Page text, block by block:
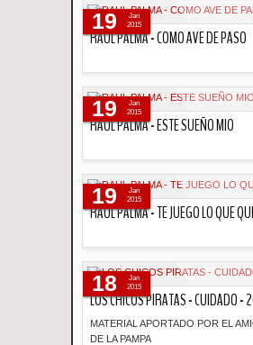
RAUL PALMA - COMO AVE DE PASO
19
Jan
2015
RAUL PALMA - ESTE SUEÑO MIO
19
Jan
2015
RAUL PALMA - TE JUEGO LO QUE
19
Jan
2015
LOS CHICOS PIRATAS - CUIDADO -
MATERIAL APORTADO POR EL
DE LA PAMPA
18
Jan
2015